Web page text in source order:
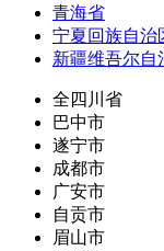
青海省
宁夏回族自治
新疆维吾尔自
全四川省
巴中市
遂宁市
成都市
广安市
自贡市
眉山市